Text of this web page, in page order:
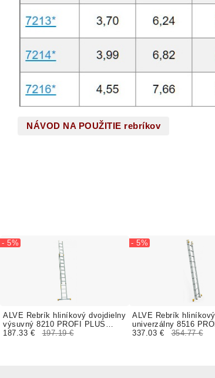
NÁVOD NA POUŽITIE rebríkov
ALVE Rebrík hliníkový dvojdielny
výsuvný 8210 PROFI PLUS
FORTE
- 5%
187.33 € 197.19 €
ALVE Rebrík
univerzálny 8516
FORTE
- 5%
337.03 € 354.77 €